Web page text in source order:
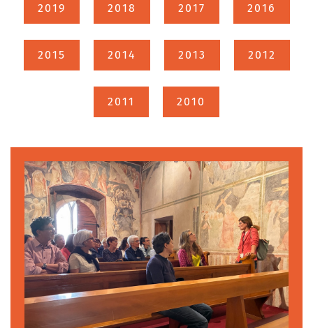
2019 2018 2017 2016
2015 2014 2013 2012
2011 2010